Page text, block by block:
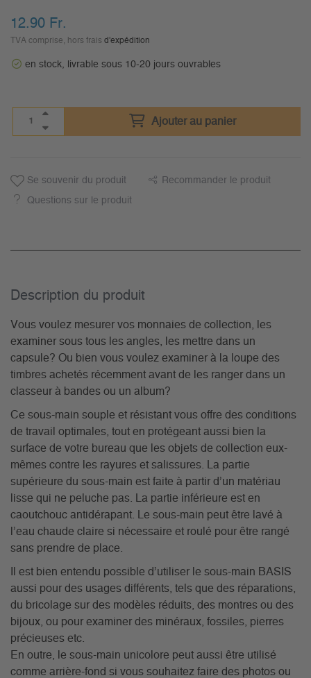
12.90 Fr.
TVA comprise, hors frais d'expédition
en stock, livrable sous 10-20 jours ouvrables
Ajouter au panier
Se souvenir du produit Recommander le produit
Questions sur le produit
Description du­ produit
Vous voulez mesurer vos monnaies de collection, les
examiner sous tous les angles, les mettre dans un
capsule? Ou bien vous voulez examiner à la loupe des
timbres achetés récemment avant de les ranger dans un
classeur à bandes ou un album?
Ce sous-main souple et résistant vous offre des conditions
de travail optimales, tout en protégeant aussi bien la
surface de votre bureau que les objets de collection eux-
mêmes contre les rayures et salissures. La partie
supérieure du sous-main est faite à partir d’un matériau
lisse qui ne peluche pas. La partie inférieure est en
caoutchouc antidérapant. Le sous-main peut être lavé à
l’eau chaude claire si nécessaire et roulé pour être rangé
sans prendre de place.
Il est bien entendu possible d’utiliser le sous-main BASIS
aussi pour des usages différents, tels que des réparations,
du bricolage sur des modèles réduits, des montres ou des
bijoux, ou pour examiner des minéraux, fossiles, pierres
précieuses etc.
En outre, le sous-main unicolore peut aussi être utilisé
comme arrière-fond si vous souhaitez faire des photos ou